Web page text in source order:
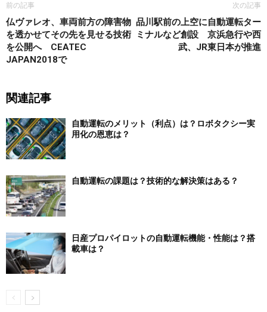
前の記事
仏ヴァレオ、車両前方の障害物
を透かせてその先を見せる技術
を公開へ CEATEC
JAPAN2018で
次の記事
品川駅前の上空に自動運転ター
ミナルなど創設 京浜急行や西
武、JR東日本が推進
関連記事
自動運転のメリット（利点）は？ロボタクシー実
用化の恩恵は？
自動運転の課題は？技術的な解決策はある？
日産プロパイロットの自動運転機能・性能は？搭
載車は？